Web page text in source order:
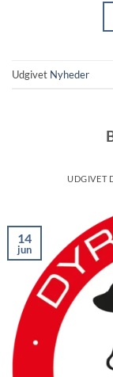
Udgivet Nyheder
UDGIVET
14
jun